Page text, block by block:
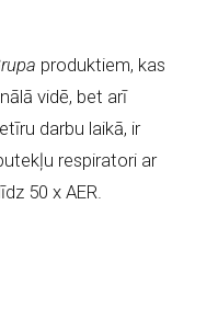
produktiem, kas
vidē, bet arī
darbu laikā, ir
respiratori ar
50 x AER.